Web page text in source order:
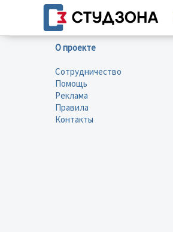
О проекте
Сотрудничество
Помощь
Реклама
Правила
Контакты